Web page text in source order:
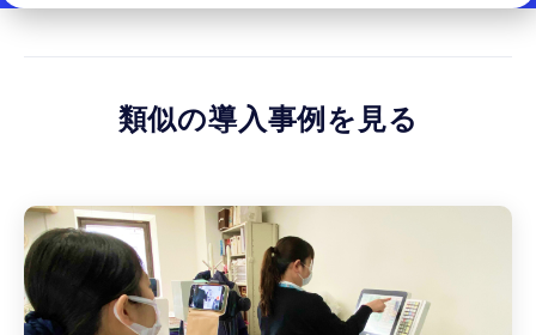
類似の導入事例を見る